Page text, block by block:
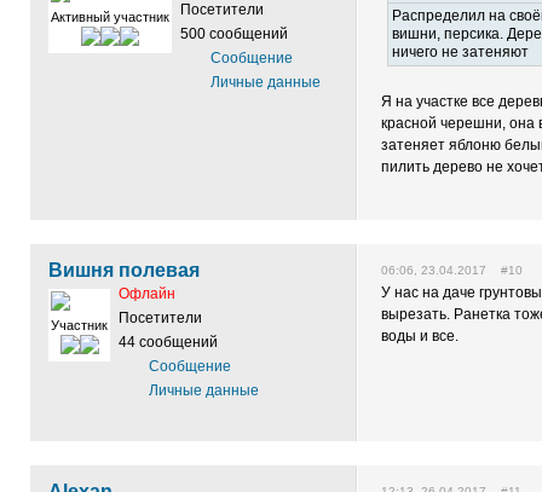
Активный участник
Посетители
500 сообщений
Сообщение
Личные данные
Распределил на
вишни, персика.
ничего не затеняют
Я на участке все
красной черешни, она
затеняет яблоню
пилить дерево не
Вишня полевая
Участник
Офлайн
Посетители
44 сообщений
Сообщение
Личные данные
06:06, 23.04.2017 #10
У нас на даче
вырезать. Ранетка
воды и все.